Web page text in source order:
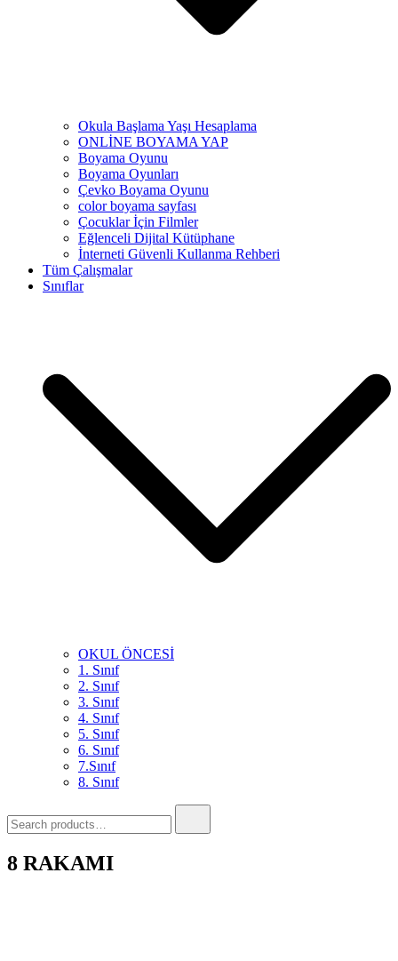
Okula Başlama Yaşı Hesaplama
ONLİNE BOYAMA YAP
Boyama Oyunu
Boyama Oyunları
Çevko Boyama Oyunu
color boyama sayfası
Çocuklar İçin Filmler
Eğlenceli Dijital Kütüphane
İnterneti Güvenli Kullanma Rehberi
Tüm Çalışmalar
Sınıflar
OKUL ÖNCESİ
1. Sınıf
2. Sınıf
3. Sınıf
4. Sınıf
5. Sınıf
6. Sınıf
7.Sınıf
8. Sınıf
8 RAKAMI